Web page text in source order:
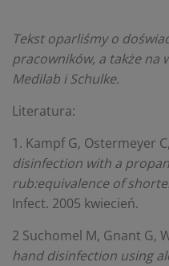
Tekst oparliśmy o
pracowników, a także na
Medilab i Schulke.
Literatura:
1. Kampf G, Ostermeyer
disinfection with a
rub:equivalence of
Infect. 2005 kwiecień.
2 Suchomel M, Gnant G,
hand disinfection using